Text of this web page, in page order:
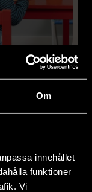
Om
innehållet
funktioner
Vi
hjälp. Idag
trygghet i